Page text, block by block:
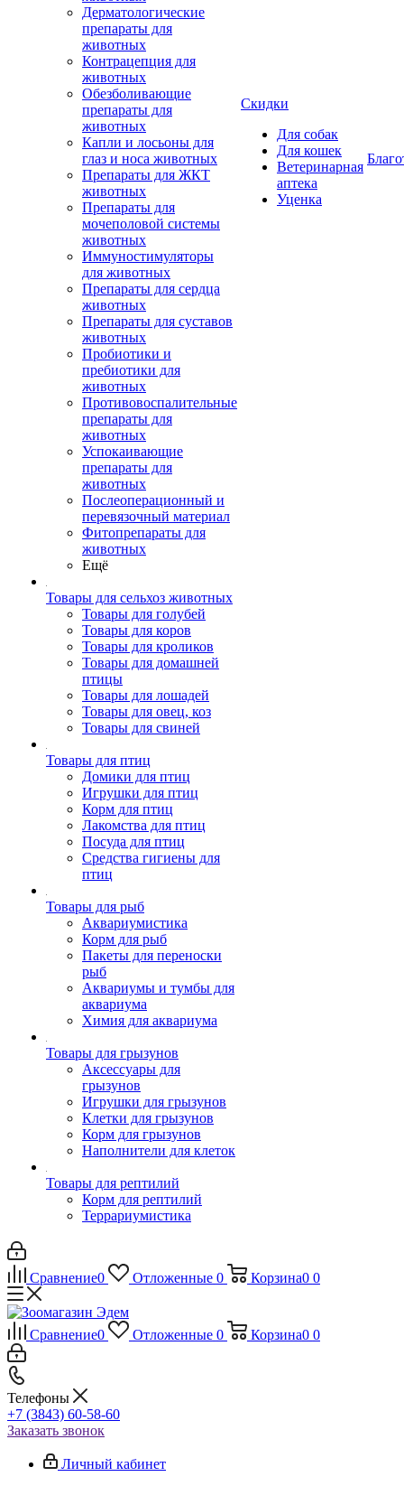
Дерматологические
препараты для
животных
Контрацепция для
животных
Обезболивающие
препараты для
животных
Капли и лосьоны для
глаз и носа животных
Препараты для ЖКТ
животных
Препараты для
мочеполовой системы
животных
Иммуностимуляторы
для животных
Препараты для сердца
животных
Препараты для суставов
животных
Пробиотики и
пребиотики для
животных
Противовоспалительные
препараты для
животных
Успокаивающие
препараты для
животных
Послеоперационный и
перевязочный материал
Фитопрепараты для
животных
Ещё
Товары для сельхоз животных
Товары для голубей
Товары для коров
Товары для кроликов
Товары для домашней
птицы
Товары для лошадей
Товары для овец, коз
Товары для свиней
Товары для птиц
Домики для птиц
Игрушки для птиц
Корм для птиц
Лакомства для птиц
Посуда для птиц
Средства гигиены для
птиц
Товары для рыб
Аквариумистика
Корм для рыб
Пакеты для переноски
рыб
Аквариумы и тумбы для
аквариума
Химия для аквариума
Товары для грызунов
Аксессуары для
грызунов
Игрушки для грызунов
Клетки для грызунов
Корм для грызунов
Наполнители для клеток
Товары для рептилий
Корм для рептилий
Террариумистика
Скидки
Для собак
Для кошек
Ветеринарная
аптека
Уценка
Сравнение0 Отложенные 0 Корзина0 0
Сравнение0 Отложенные 0 Корзина0 0
Телефоны
+7 (3843) 60-58-60
Заказать звонок
Личный кабинет